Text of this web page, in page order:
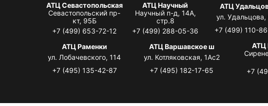
АТЦ Севастопольская
Севастопольский пр-
кт, 95Б
+7 (499) 653-72-12
АТЦ Научный
Научный п-д, 14А,
стр.8
+7 (499) 288-05-36
АТЦ
ул. Удальцова,
+7 (499) 110-
АТЦ Раменки
ул. Лобачевского, 114
+7 (495) 135-42-87
АТЦ Варшавское ш
ул. Котляковская, 1Ас2
+7 (495) 182-17-65
АТЦ
+7